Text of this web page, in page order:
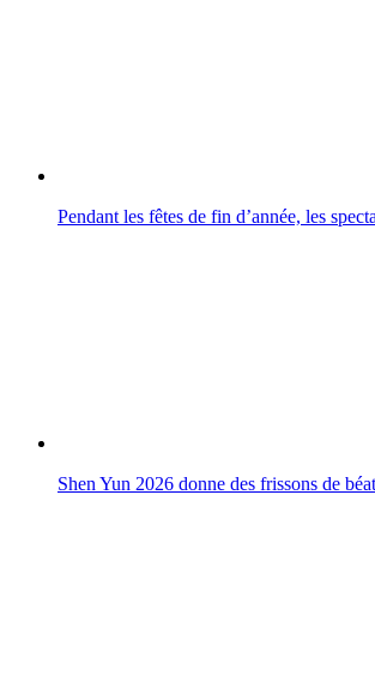
Pendant les fêtes de fin d’année, les
Shen Yun 2026 donne des frissons de